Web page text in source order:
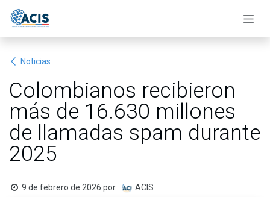
Noticias
Colombianos recibieron
más de 16.630 millones
de llamadas spam durante
2025
9 de febrero de 2026 por ACIS